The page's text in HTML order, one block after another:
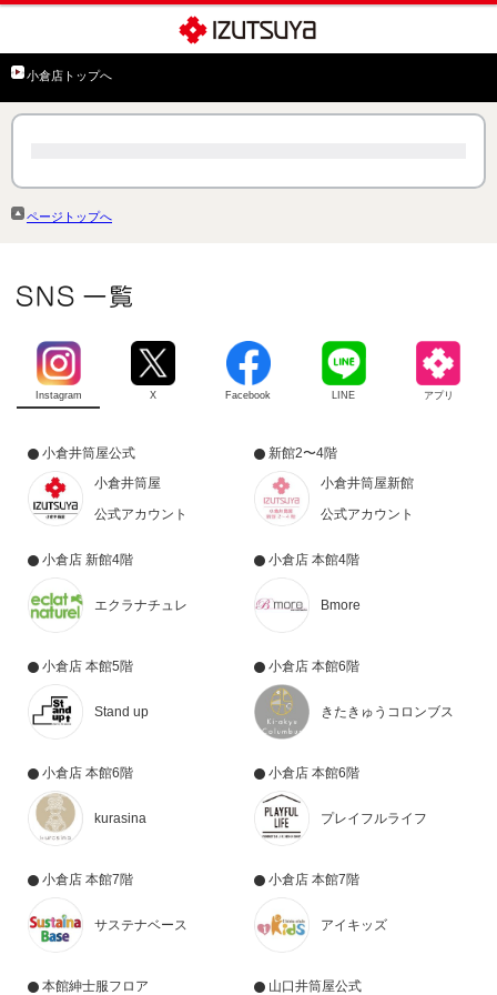
小倉店トップへ
ページトップへ
Instagram X Facebook LINE アプリ
小倉井筒屋公式
小倉井筒屋
公式アカウント
新館2〜4階
小倉井筒屋新館
公式アカウント
小倉店 新館4階
エクラナチュレ
小倉店 本館4階
Bmore
小倉店 本館5階
Stand up
小倉店 本館6階
きたきゅうコロンブス
小倉店 本館6階
kurasina
小倉店 本館6階
プレイフルライフ
小倉店 本館7階
サステナベース
小倉店 本館7階
アイキッズ
本館紳士服フロア 山口井筒屋公式